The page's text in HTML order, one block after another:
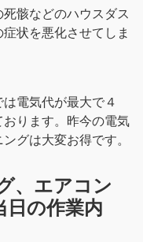
骸などのハウスダス
状を悪化させてしま
電気代が最大で４
ります。昨今の電気
グは大変お得です。
、エアコン
の作業内